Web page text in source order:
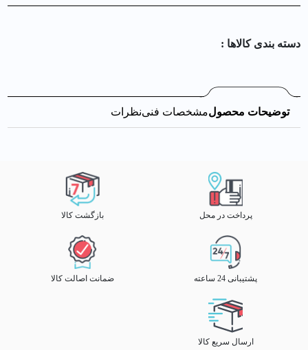
دسته بندی کالا‌ها :
توضیحات محصولمشخصات فنینظرات
پرداخت در محل بازگشت کالا
پشتیبانی 24 ساعته ضمانت اصالت کالا
ارسال سریع کالا